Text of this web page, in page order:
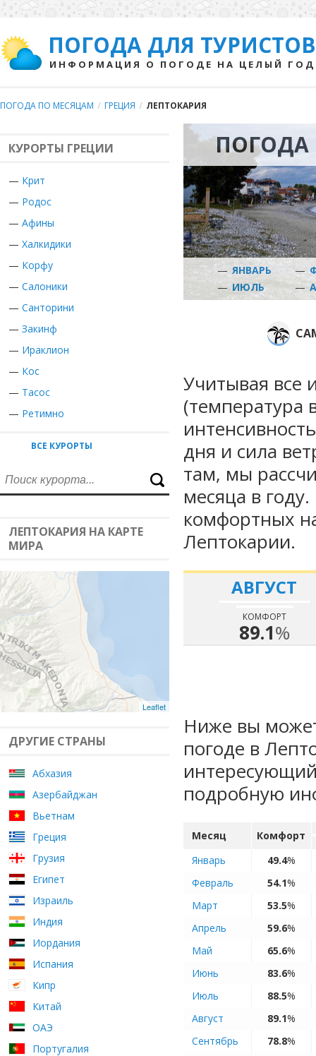
ПОГОДА ДЛЯ ТУРИСТОВ
ИНФОРМАЦИЯ О ПОГОДЕ НА ЦЕЛЫЙ ГОД
ПОГОДА ПО МЕСЯЦАМ / ГРЕЦИЯ / ЛЕПТОКАРИЯ
КУРОРТЫ ГРЕЦИИ
— Крит
— Родос
— Афины
— Халкидики
— Корфу
— Салоники
— Санторини
— Закинф
— Ираклион
— Кос
— Тасос
— Ретимно
ВСЕ КУРОРТЫ
ЛЕПТОКАРИЯ НА КАРТЕ
МИРА
Leaflet
ДРУГИЕ СТРАНЫ
Абхазия
Азербайджан
Вьетнам
Греция
Грузия
Египет
Израиль
Индия
Иордания
Испания
Кипр
Китай
ОАЭ
Португалия
ПОГОДА
— ЯНВАРЬ —
—ИЮЛЬ —
Учитывая все
(температура
дня и сила
там, мы
месяца в
комфортных
Лептокарии.
АВГУСТ
КОМФОРТ
89.1%
Ниже вы
погоде в
подробную
Месяц
Комфорт
Январь
49.4%
Февраль
54.1%
Март
53.5%
Апрель
59.6%
Май
65.6%
Июнь
83.6%
Июль
88.5%
Август
89.1%
Сентябрь
78.8%